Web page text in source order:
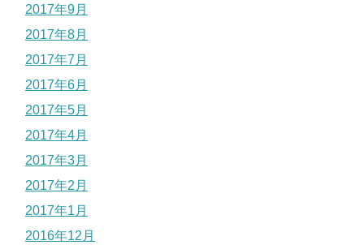
2017年9月
2017年8月
2017年7月
2017年6月
2017年5月
2017年4月
2017年3月
2017年2月
2017年1月
2016年12月